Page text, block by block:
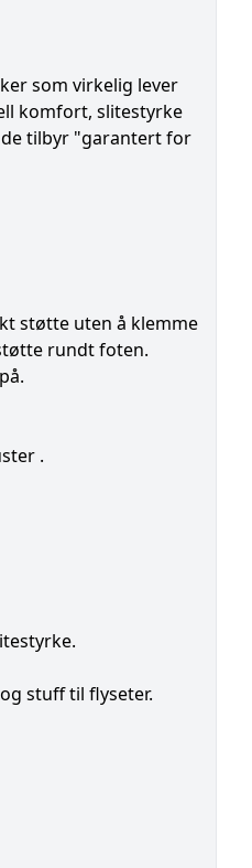
som virkelig lever
komfort, slitestyrke
de tilbyr "garantert for
støtte uten å klemme
rundt foten.
.
stuff til flyseter.